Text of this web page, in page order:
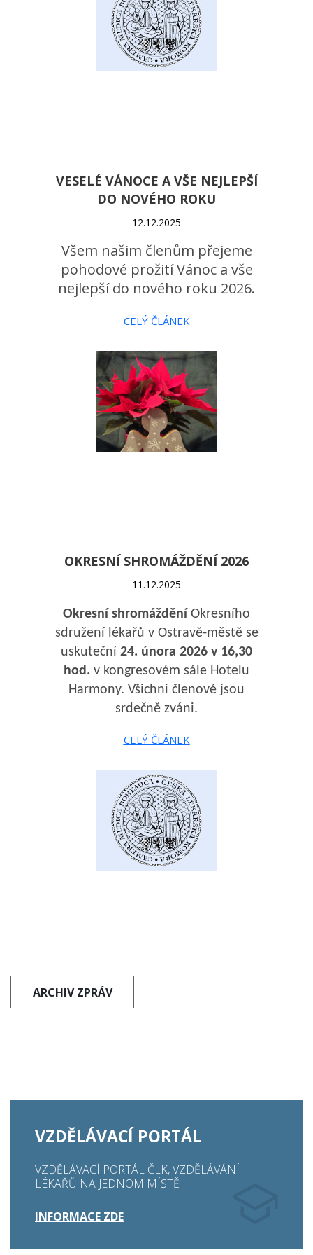
VESELÉ VÁNOCE A VŠE NEJLEPŠÍ
DO NOVÉHO ROKU
12.12.2025
Všem našim členům přejeme
pohodové prožití Vánoc a vše
nejlepší do nového roku 2026.
CELÝ ČLÁNEK
OKRESNÍ SHROMÁŽDĚNÍ 2026
11.12.2025
Okresní shromáždění Okresního
sdružení lékařů v Ostravě-městě se
uskuteční 24. února 2026 v 16,30
hod. v kongresovém sále Hotelu
Harmony. Všichni členové jsou
srdečně zváni.
CELÝ ČLÁNEK
ARCHIV ZPRÁV
VZDĚLÁVACÍ PORTÁL
VZDĚLÁVACÍ PORTÁL ČLK, VZDĚLÁVÁNÍ
LÉKAŘŮ NA JEDNOM MÍSTĚ
INFORMACE ZDE